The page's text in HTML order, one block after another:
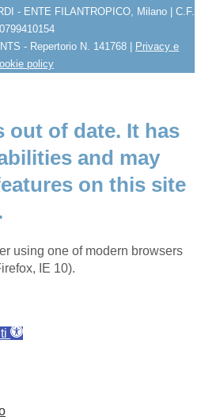
- ENTE FILANTROPICO, Milano | C.F.
- Repertorio N. 141768 | Privacy e
policy
out of date. It has
and may
on this site
using one of modern browsers
IE 10).